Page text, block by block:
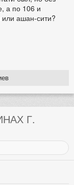
а по 106 и
или ашан-сити?
Г.